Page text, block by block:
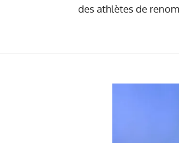
des athlètes de